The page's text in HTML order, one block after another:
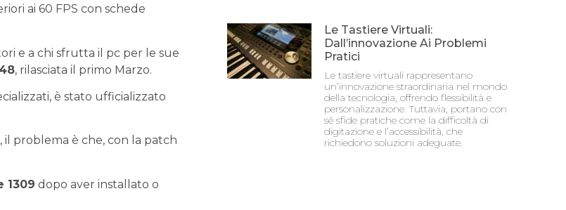
ai 60 FPS con schede
e a chi sfrutta il pc per le sue
, rilasciata il primo Marzo.
è stato ufficializzato
il problema è che, con la patch
1309 dopo aver installato o
Le Tastiere Virtuali:
Dall’innovazione Ai Problemi
Pratici
Le tastiere virtuali rappresentano
un’innovazione straordinaria nel mondo
della tecnologia, offrendo flessibilità e
personalizzazione. Tuttavia, portano con
sé sfide pratiche come la difficoltà di
digitazione e l’accessibilità, che
richiedono soluzioni adeguate.